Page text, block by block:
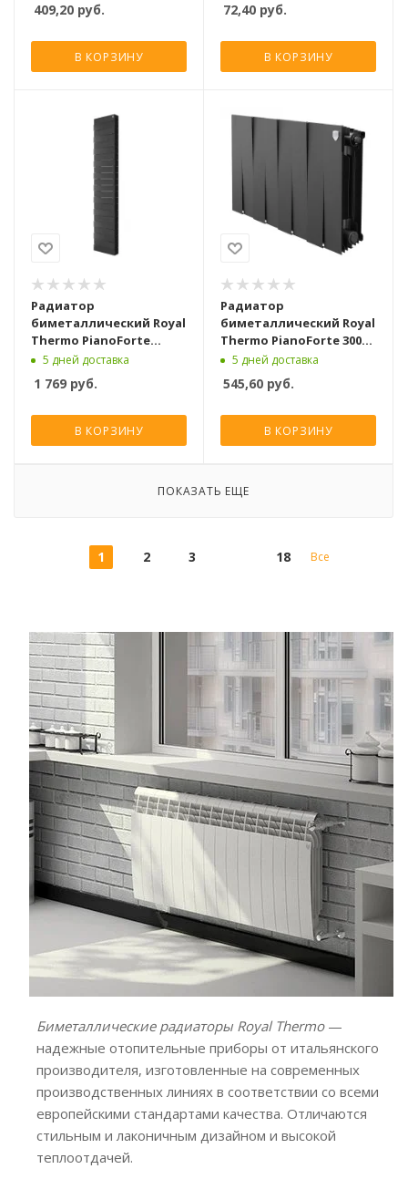
409,20 руб.
В КОРЗИНУ
72,40 руб.
В КОРЗИНУ
Радиатор
биметаллический Royal
Thermo PianoForte
Tower 300 Чёрный [22
5 дней доставка
1 769 руб.
В КОРЗИНУ
Радиатор
биметаллический Royal
Thermo PianoForte 300
Чёрный [8 секций]
5 дней доставка
545,60 руб.
В КОРЗИНУ
ПОКАЗАТЬ ЕЩЕ
1 2 3 18 Все
Биметаллические радиаторы Royal Thermo—
надежные отопительные приборы от итальянского
производителя, изготовленные на современных
производственных линиях в соответствии со всеми
европейскими стандартами качества. Отличаются
стильным и лаконичным дизайном и высокой
теплоотдачей.